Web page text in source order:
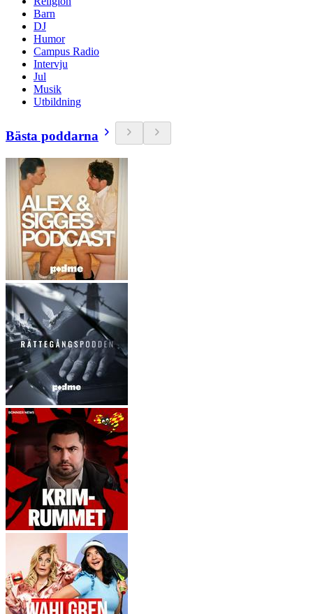
Barn
DJ
Humor
Campus Radio
Intervju
Jul
Musik
Utbildning
Bästa poddarna